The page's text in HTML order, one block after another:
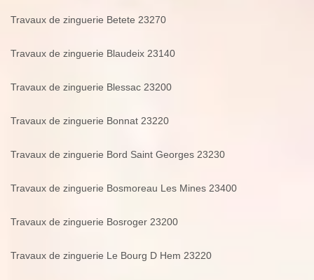
Travaux de zinguerie Betete 23270
Travaux de zinguerie Blaudeix 23140
Travaux de zinguerie Blessac 23200
Travaux de zinguerie Bonnat 23220
Travaux de zinguerie Bord Saint Georges 23230
Travaux de zinguerie Bosmoreau Les Mines 23400
Travaux de zinguerie Bosroger 23200
Travaux de zinguerie Le Bourg D Hem 23220